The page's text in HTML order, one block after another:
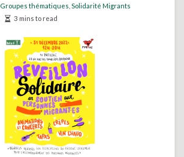
Groupes thématiques Solidarité Migrants
3 mins to read